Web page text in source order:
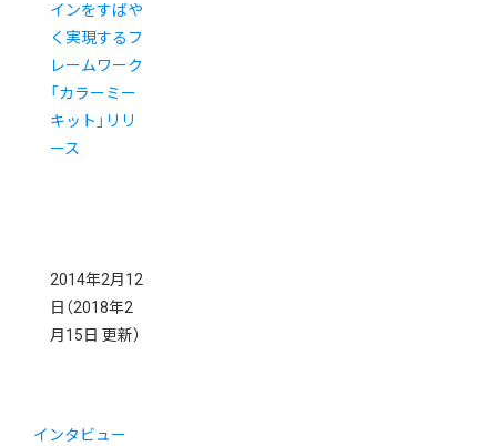
インをすばや
く実現するフ
レームワーク
「カラーミー
キット」リリ
ース
2014年2月12
日 （2018年2
月15日 更新）
インタビュー